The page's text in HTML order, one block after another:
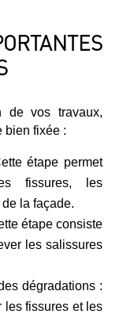
de vos travaux,
bien fixée :
étape permet
fissures, les
la façade.
étape consiste
les salissures
dégradations :
les fissures et les